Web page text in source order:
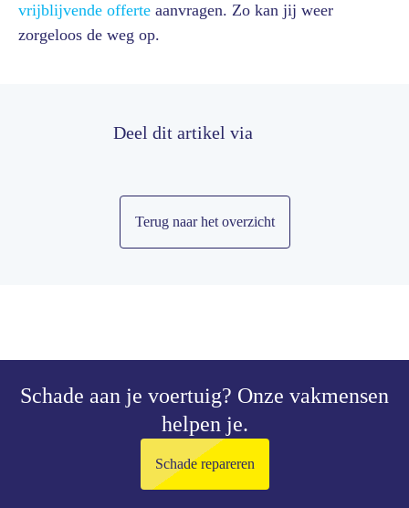
vrijblijvende offerte aanvragen. Zo kan jij weer
zorgeloos de weg op.
Deel dit artikel via
Terug naar het overzicht
Schade aan je voertuig? Onze vakmensen
helpen je.
Schade repareren